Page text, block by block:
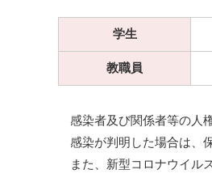
学生
教職員
感染者及び関係者等の人
感染が判明した場合は、
また、新型コロナウイル